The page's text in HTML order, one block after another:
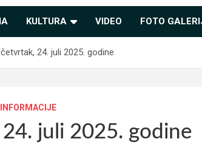
Banovići
KULTURA VIDEO FOTO
četvrtak, 24. juli 2025. godine
juli 2025. godine